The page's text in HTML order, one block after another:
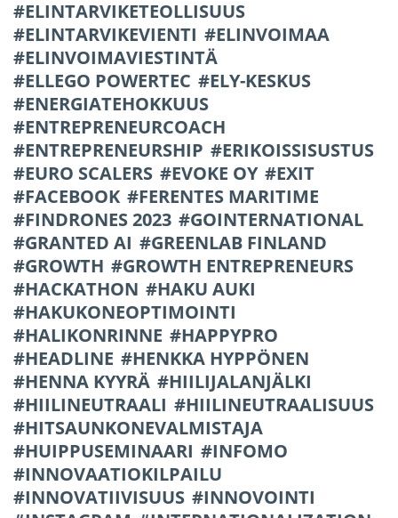
ELINTARVIKETEOLLISUUS
ELINTARVIKEVIENTI
ELINVOIMAA
ELINVOIMAVIESTINTÄ
ELLEGO POWERTEC
ELY-KESKUS
ENERGIATEHOKKUUS
ENTREPRENEURCOACH
ENTREPRENEURSHIP
ERIKOISSISUSTUS
EURO SCALERS
EVOKE OY
EXIT
FACEBOOK
FERENTES MARITIME
FINDRONES 2023
GOINTERNATIONAL
GRANTED AI
GREENLAB FINLAND
GROWTH
GROWTH ENTREPRENEURS
HACKATHON
HAKU AUKI
HAKUKONEOPTIMOINTI
HALIKONRINNE
HAPPYPRO
HEADLINE
HENKKA HYPPÖNEN
HENNA KYYRÄ
HIILIJALANJÄLKI
HIILINEUTRAALI
HIILINEUTRAALISUUS
HITSAUNKONEVALMISTAJA
HUIPPUSEMINAARI
INFOMO
INNOVAATIOKILPAILU
INNOVATIIVISUUS
INNOVOINTI